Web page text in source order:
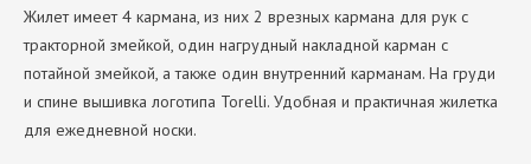
Жилет имеет 4 кармана, из них 2 врезных кармана для рук с
тракторной змейкой, один нагрудный накладной карман с
потайной змейкой, а также один внутренний карманам. На груди
и спине вышивка логотипа Torelli. Удобная и практичная жилетка
для ежедневной носки.